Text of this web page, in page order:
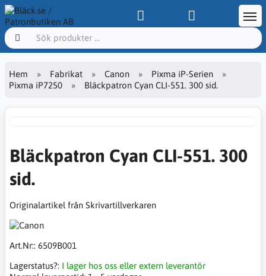
Hem Fabrikat Canon
Pixma iP-Serien
Pixma iP7250
Bläckpatron Cyan CLI-551. 300 sid.
Bläckpatron Cyan CLI-551. 300
sid.
Originalartikel från Skrivartillverkaren
Art.Nr:: 6509B001
Lagerstatus?: I lager hos oss eller extern leverantör